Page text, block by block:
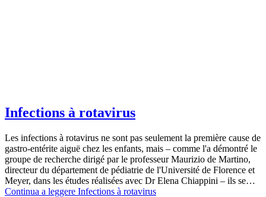
Infections à rotavirus
Les infections à rotavirus ne sont pas seulement la première cause de
gastro-entérite aiguë chez les enfants, mais – comme l'a démontré le
groupe de recherche dirigé par le professeur Maurizio de Martino,
directeur du département de pédiatrie de l'Université de Florence et
Meyer, dans les études réalisées avec Dr Elena Chiappini – ils se…
Continua a leggere Infections à rotavirus